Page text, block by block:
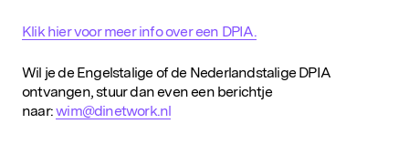
Klik hier voor meer info over een DPIA.
Wil je de Engelstalige of de Nederlandstalige DPIA
ontvangen, stuur dan even een berichtje
naar:wim@dinetwork.nl